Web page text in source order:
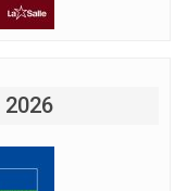
2026